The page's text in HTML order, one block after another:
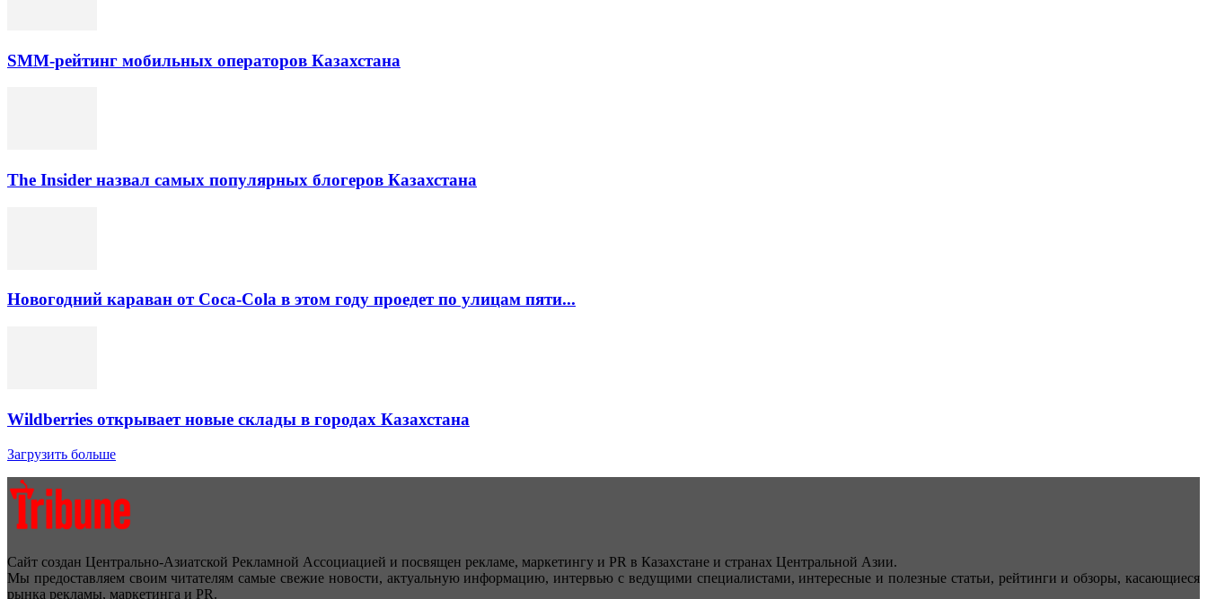
SMM-рейтинг мобильных операторов Казахстана
The Insider назвал самых популярных блогеров Казахстана
Новогодний караван от Coca-Cola в этом году проедет по улицам пяти...
Wildberries открывает новые склады в городах Казахстана
Загрузить больше
Сайт создан Центрально-Азиатской Рекламной Ассоциацией и посвящен рекламе, маркетингу и PR в Казахстане и странах Центральной Азии.
Мы предоставляем своим читателям самые свежие новости, актуальную информацию, интервью с ведущими специалистами, интересные и полезные статьи, рейтинги и обзоры, касающиеся
рынка рекламы, маркетинга и PR.